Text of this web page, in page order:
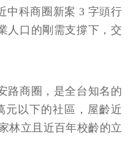
中科商圈新案 3 字頭行
人口的剛需支撐下，交
路商圈，是全台知名的
元以下的社區，屋齡近
林立且近百年校齡的立